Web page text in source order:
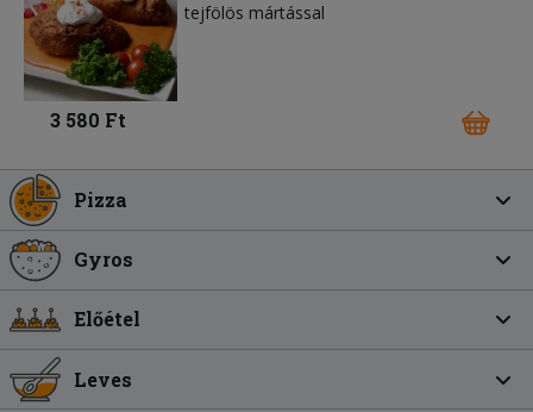
tejfölös mártással
3 580 Ft
Pizza
Gyros
Előétel
Leves